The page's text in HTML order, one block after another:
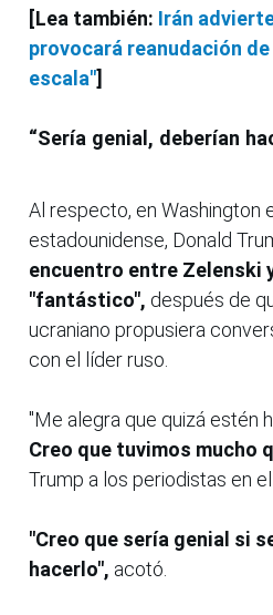
[Lea también: Irán
provocará reanudación de
escala"]
“Sería genial, deberían
Al respecto, en Washington
estadounidense, Donald
encuentro entre Zelenski
"fantástico", después de
ucraniano propusiera
con el líder ruso.
"Me alegra que quizá estén
Creo que tuvimos mucho
Trump a los periodistas en el
"Creo que sería genial si
hacerlo", acotó.